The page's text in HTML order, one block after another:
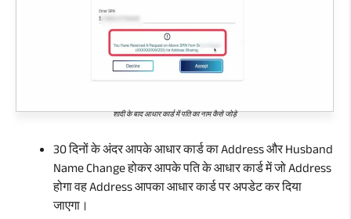
शादी के बाद आधार कार्ड में पति का नाम कैसे जोड़े
30 दिनों के अंदर आपके आधार कार्ड का Address और Husband
Name Change होकर आपके पति के आधार कार्ड में जो Address
होगा वह Address आपका आधार कार्ड पर अपडेट कर दिया
जाएगा।